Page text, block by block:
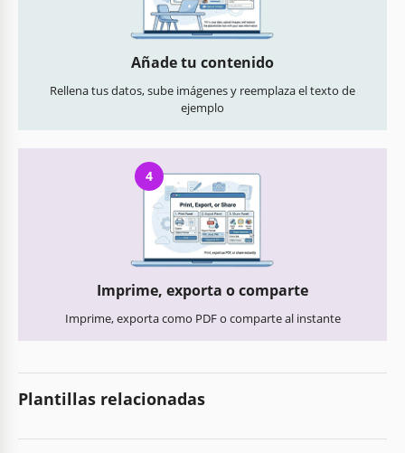
Añade tu contenido
Rellena tus datos, sube imágenes y reemplaza el texto de
ejemplo
4
Imprime, exporta o comparte
Imprime, exporta como PDF o comparte al instante
Plantillas relacionadas